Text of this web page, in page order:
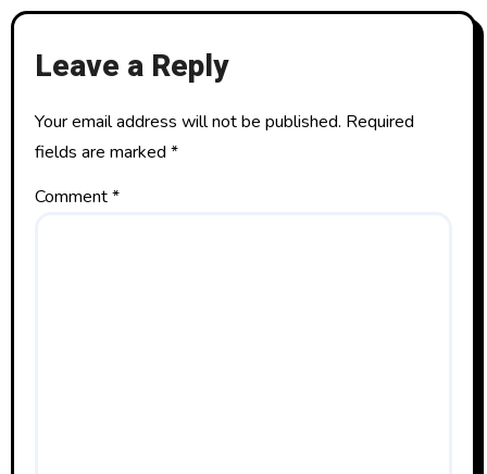
Leave a Reply
Your email address will not be published. Required
fields are marked *
Comment*